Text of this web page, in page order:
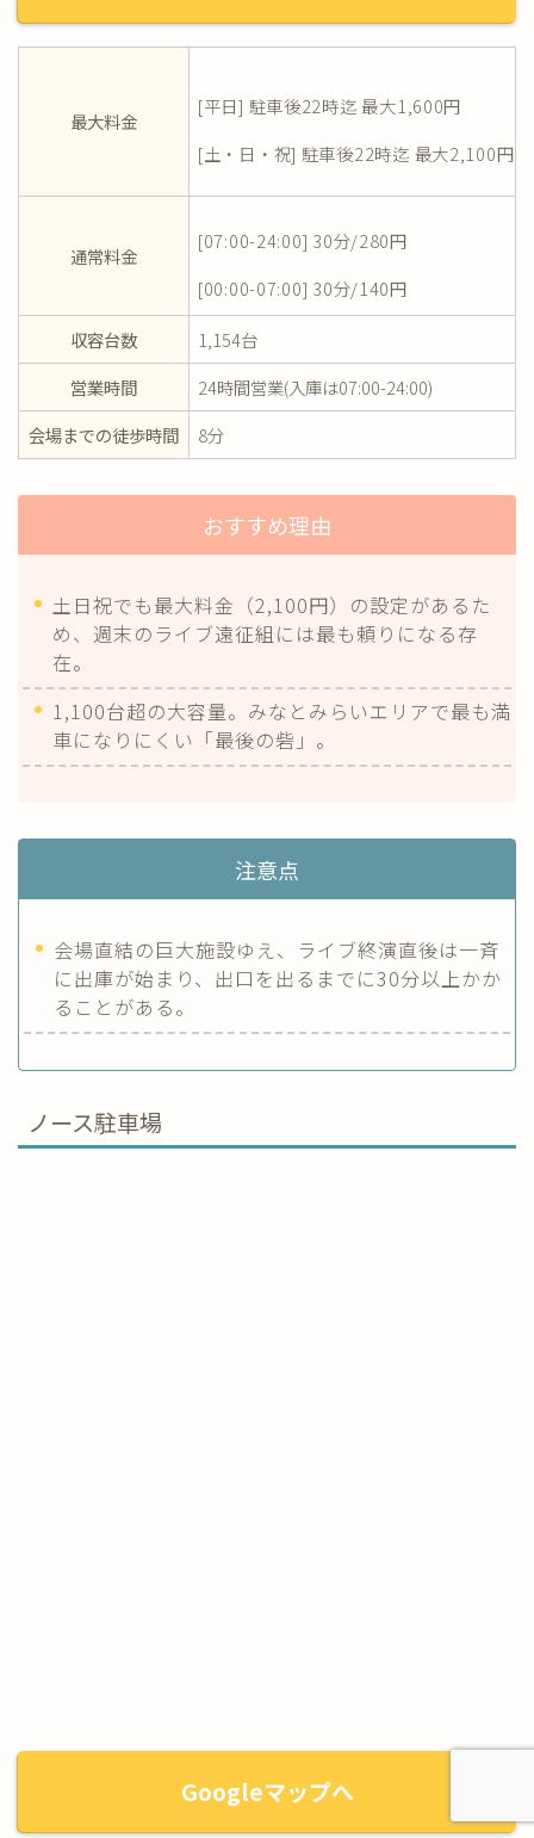
最大料金
[平日] 駐車後22時迄 最大1,600円
[土・日・祝] 駐車後22時迄 最大2,100円
通常料金
[07:00-24:00] 30分/280円
[00:00-07:00] 30分/140円
収容台数
1,154台
営業時間
24時間営業(入庫は07:00-24:00)
会場までの徒歩時間
8分
おすすめ理由
土日祝でも最大料金（2,100円）の設定があるた
め、週末のライブ遠征組には最も頼りになる存
在。
1,100台超の大容量。みなとみらいエリアで最も満
車になりにくい「最後の砦」。
注意点
会場直結の巨大施設ゆえ、ライブ終演直後は一斉
に出庫が始まり、出口を出るまでに30分以上かか
ることがある。
ノース駐車場
Googleマップへ